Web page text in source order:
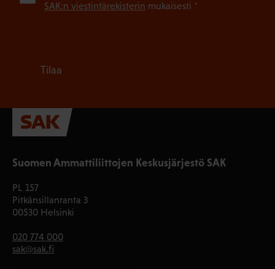
Suomen Ammattiliittojen Keskusjärjestö SAK
PL 157
Pitkänsillanranta 3
00530 Helsinki
020 774 000
sak@sak.fi
SAK:n viestintärekisterin mukaisesti *
Tilaa